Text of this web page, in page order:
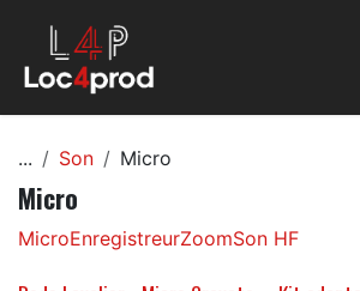
... Son Micro
Micro
MicroEnregistreurZoomSon HF